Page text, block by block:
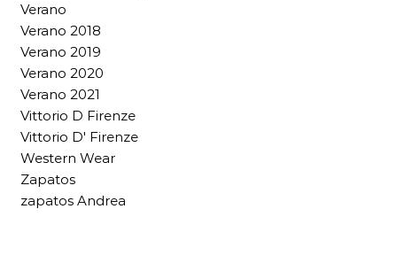
Verano
Verano 2018
Verano 2019
Verano 2020
Verano 2021
Vittorio D Firenze
Vittorio D' Firenze
Western Wear
Zapatos
zapatos Andrea